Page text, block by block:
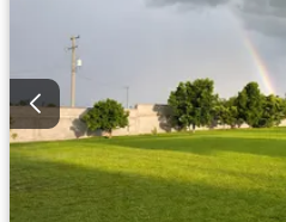
Terraza
Zonas verdes
Sin amueblar